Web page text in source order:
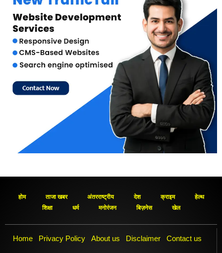
होम ताजा खबर अंतरराष्ट्रीय देश क्राइम
हेल्थ
शिक्षा
धर्म मनोरंजन बिज़नेस खेल
Home Privacy Policy About us Disclaimer Contact us